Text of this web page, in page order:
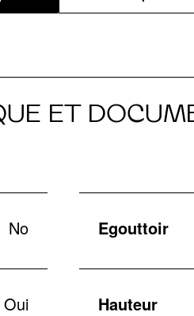
ET
No Egouttoir
Oui Hauteur